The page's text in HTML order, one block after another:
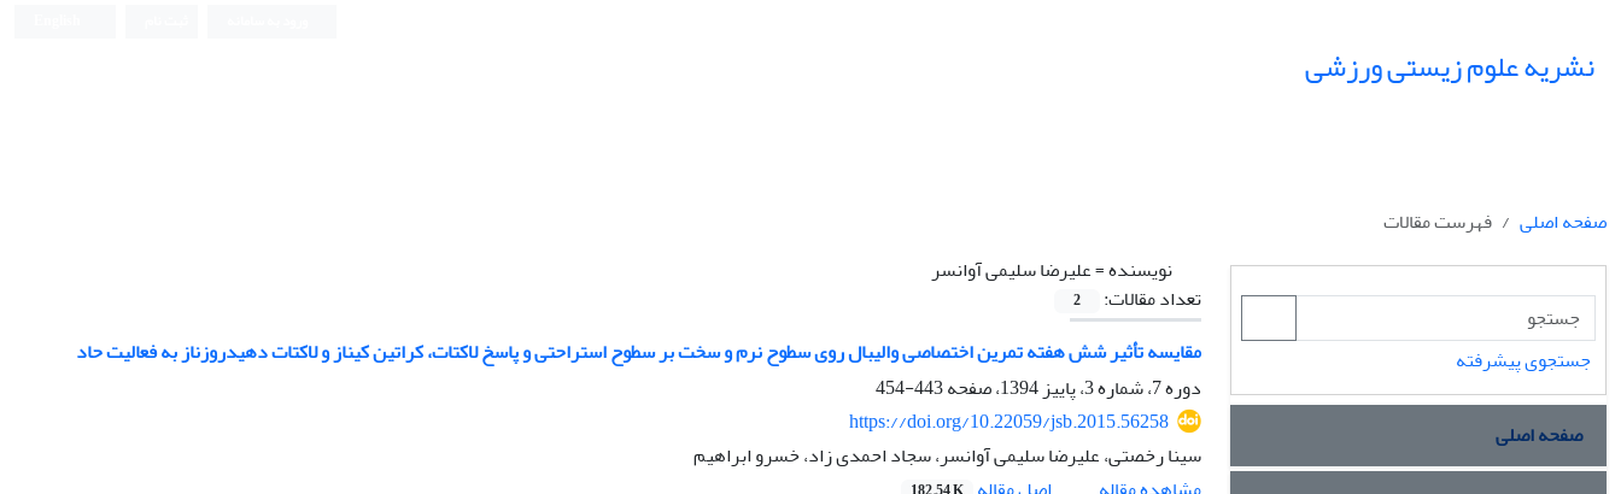
نشریه علوم زیستی ورزشی
صفحه اصلی
فهرست مقالات
نویسنده =علیرضا سلیمی آوانسر
تعداد مقالات:
2
مقایسه تأثیر شش هفته تمرین اختصاصی والیبال روی سطوح نرم و سخت بر سطوح استراحتی و پاسخ لاکتات، کراتین کیناز و لاکتات دهیدروزناز به فعالیت حاد
دوره 7، شماره 3، پاییز 1394، صفحه
443-454
https://doi.org/10.22059/jsb.2015.56258
سینا رخصتی، علیرضا سلیمی آوانسر، سجاد احمدی زاد، خسرو ابراهیم
جستجوی پیشرفته
صفحه اصلی